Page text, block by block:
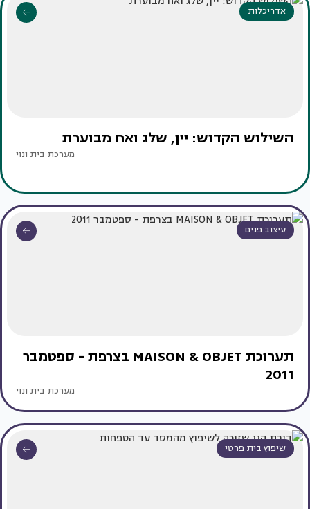
אדריכלות
השילוש הקדוש: יין, שלג ואח מבוערת
מערכת בית ונוי
עיצוב פנים
תערוכת MAISON & OBJET בצרפת - ספטמבר
2011
מערכת בית ונוי
שיפוץ בית פרטי